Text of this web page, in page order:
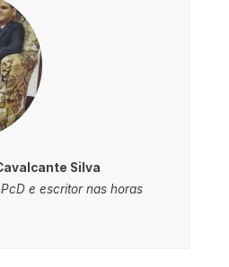
Silva
e escritor nas horas